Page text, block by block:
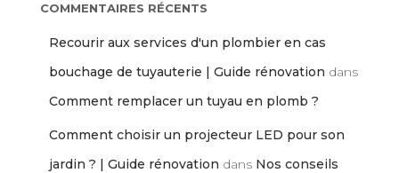
COMMENTAIRES RÉCENTS
Recourir aux services d'un plombier en cas
bouchage de tuyauterie | Guide rénovation dans
Comment remplacer un tuyau en plomb ?
Comment choisir un projecteur LED pour son
jardin ? | Guide rénovation dans Nos conseils